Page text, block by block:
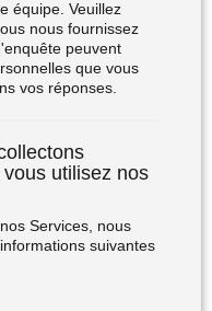
équipe. Veuillez
nous fournissez
peuvent
que vous
vos réponses.
utilisez nos
Services, nous
suivantes